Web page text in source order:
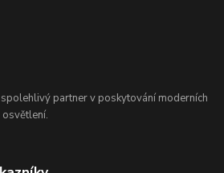
partner v poskytování moderních